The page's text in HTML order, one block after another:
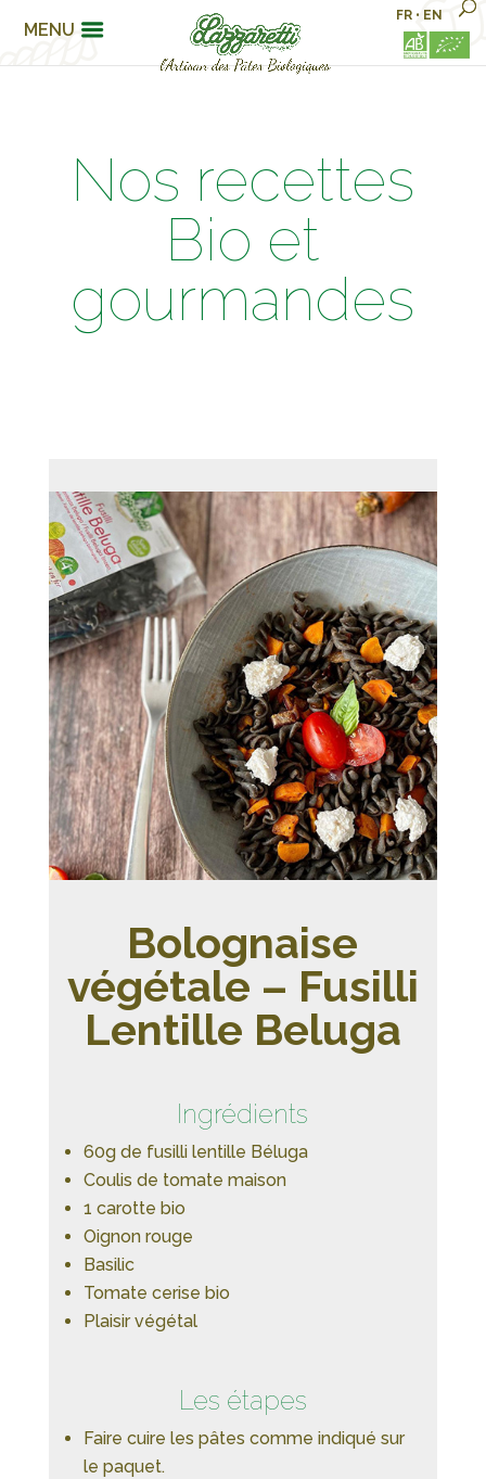
MENU
FR • EN
Nos recettes
Bio et
gourmandes
Bolognaise
végétale – Fusilli
Lentille Beluga
Ingrédients
60g de fusilli lentille Béluga
Coulis de tomate maison
1 carotte bio
Oignon rouge
Basilic
Tomate cerise bio
Plaisir végétal
Les étapes
Faire cuire les pâtes comme indiqué sur
le paquet.